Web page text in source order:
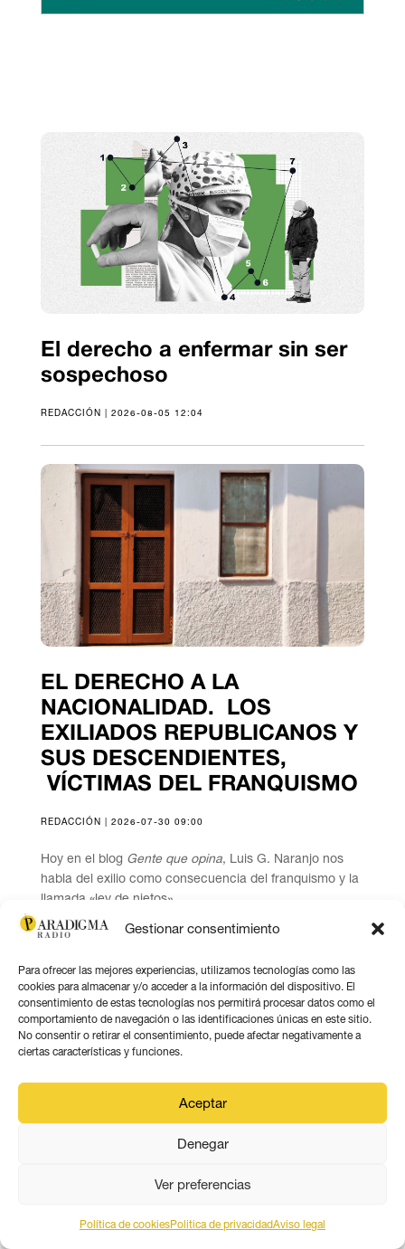
Gestionar consentimiento
Para ofrecer las mejores experiencias, utilizamos tecnologías como las
cookies para almacenar y/o acceder a la información del dispositivo. El
consentimiento de estas tecnologías nos permitirá procesar datos como el
comportamiento de navegación o las identificaciones únicas en este sitio.
No consentir o retirar el consentimiento, puede afectar negativamente a
ciertas características y funciones.
Aceptar
Denegar
Ver preferencias
Política de cookiesPolitica de privacidadAviso legal
El derecho a enfermar sin ser
sospechoso
REDACCIÓN | 2026-08-05 12:04
EL DERECHO A LA
NACIONALIDAD. LOS
EXILIADOS REPUBLICANOS Y
SUS DESCENDIENTES,
VÍCTIMAS DEL FRANQUISMO
REDACCIÓN | 2026-07-30 09:00
Hoy en el blog Gente que opina, Luis G. Naranjo nos
habla del exilio como consecuencia del franquismo y la
llamada «ley de nietos».
Palestina: Un mensaje de